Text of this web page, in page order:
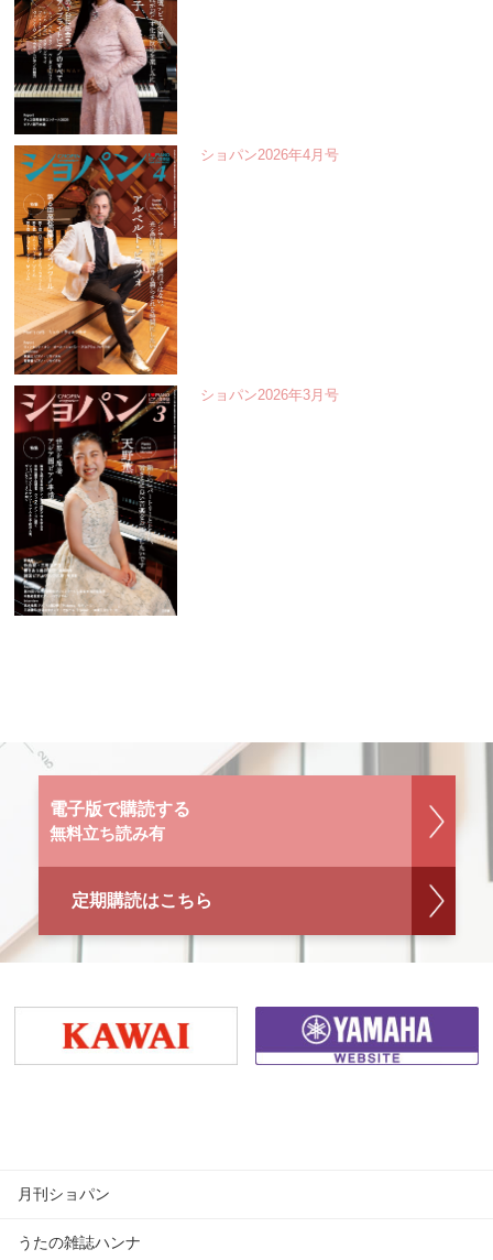
ショパン2026年4月号
ショパン2026年3月号
電子版で購読する
無料立ち読み有
定期購読はこちら
月刊ショパン
うたの雑誌ハンナ